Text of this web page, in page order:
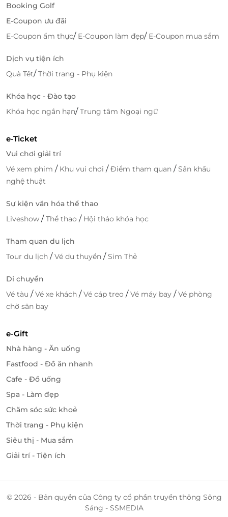
nhé!
Booking Golf
E-Coupon ưu đãi
E-Coupon ẩm thực/ E-Coupon làm đẹp/ E-Coupon mua sắm
Dịch vụ tiện ích
Quà Tết/Thời trang - Phụ kiện
Khóa học - Đào tạo
Khóa học ngắn hạn/Trung tâm Ngoại ngữ
e-Ticket
Vui chơi giải trí
Vé xem phim / Khu vui chơi /Điểm tham quan /Sân khấu
nghệ thuật
Sự kiện văn hóa thể thao
Liveshow /Thể thao / Hội thảo khóa học
Tham quan du lịch
Tour du lịch /Vé du thuyền /Sim Thẻ
Di chuyển
Vé tàu /Vé xe khách /Vé cáp treo /Vé máy bay /Vé phòng
chờ sân bay
e-Gift
Nhà hàng - Ăn uống
Fastfood - Đồ ăn nhanh
Cafe - Đồ uống
Spa - Làm đẹp
Chăm sóc sức khoẻ
Thời trang - Phụ kiện
Siêu thị - Mua sắm
Giải trí - Tiện ích
© 2026 - Bản quyền của Công ty cổ phần truyền thông Sông
Sáng - SSMEDIA